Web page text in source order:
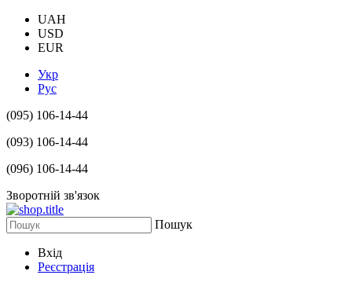
UAH
USD
EUR
Укр
Рус
(095) 106-14-44
(093) 106-14-44
(096) 106-14-44
Зворотній зв'язок
Пошук
Вхід
Реєстрація